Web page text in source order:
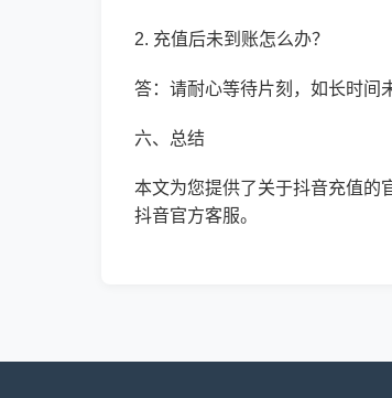
2. 充值后未到账怎么办？
答：请耐心等待片刻，如长时间
六、总结
本文为您提供了关于抖音充值的
抖音官方客服。